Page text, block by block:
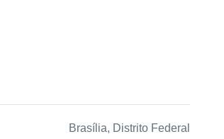
Brasília, Distrito Federal